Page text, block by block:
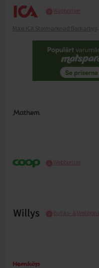
Webbpriser
Webbpriser
Butiks- & Webbpris